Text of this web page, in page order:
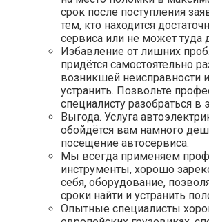
срок после поступления
тем, кто находится
сервиса или не может туда
Избавление от лишних
придётся самостоятельно
возникшей неисправности
устранить. Позвольте
специалисту разобраться в
Выгода. Услуга
обойдётся вам намного
посещение автосервиса.
Мы всегда применяем
инструменты, хорошо
себя, оборудование,
сроки найти и устранить
Опытные специалисты